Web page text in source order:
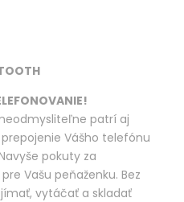
patrí aj
prepojenie Vášho telefónu
pokuty za
Vašu peňaženku. Bez
vytáčať a skladať